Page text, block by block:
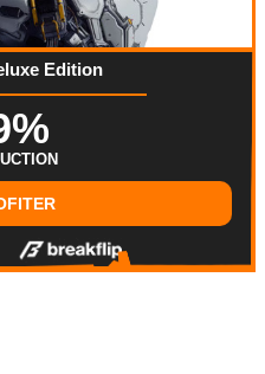
Edition